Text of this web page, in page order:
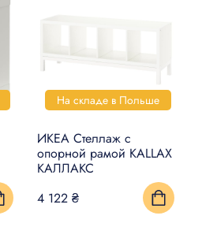
На складе в Польше
ИКЕА Стеллаж с
опорной рамой KALLAX
КАЛЛАКС
4 122 ₴